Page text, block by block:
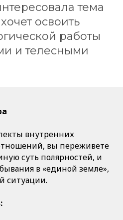
тема
освоить
работы
и телесными
внутренних
вы переживете
суть полярностей, и
в «единой земле»,
ситуации.